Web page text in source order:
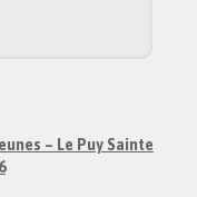
– Le Puy Sainte